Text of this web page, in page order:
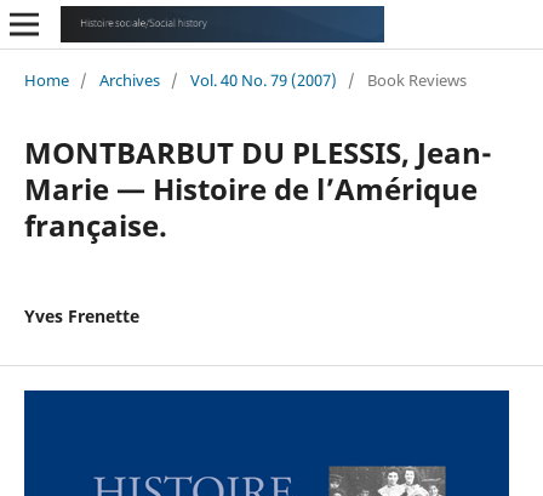
Home / Archives / Vol. 40 No. 79 (2007) / Book Reviews
MONTBARBUT DU PLESSIS, Jean-
Marie — Histoire de l’Amérique
française.
Yves Frenette